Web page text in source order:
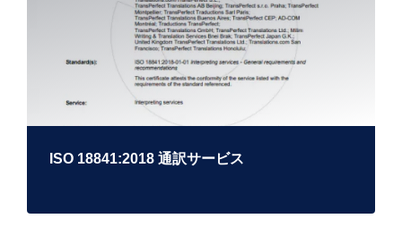
ISO 18841:2018 通訳サービス